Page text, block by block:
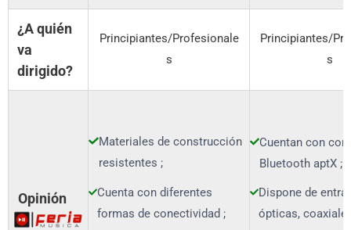
¿A quién
va
dirigido?
Principiantes/Profesionale
s
Principiantes/
s
Opinión
Materiales de construcción
resistentes ;
Cuenta con diferentes
formas de conectividad ;
Cuentan con
Bluetooth aptX ;
Dispone de
ópticas,